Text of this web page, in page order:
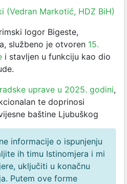
(Vedran Markotić, HDZ BiH)
logor Bigeste,
službeno je otvoren 15.
i stavljen u funkciju kao dio
uprave u 2025. godini,
te doprinosi
baštine Ljubuškog
informacije o ispunjenju
ih timu Istinomjera i mi
uključiti u konačnu
Putem ove forme